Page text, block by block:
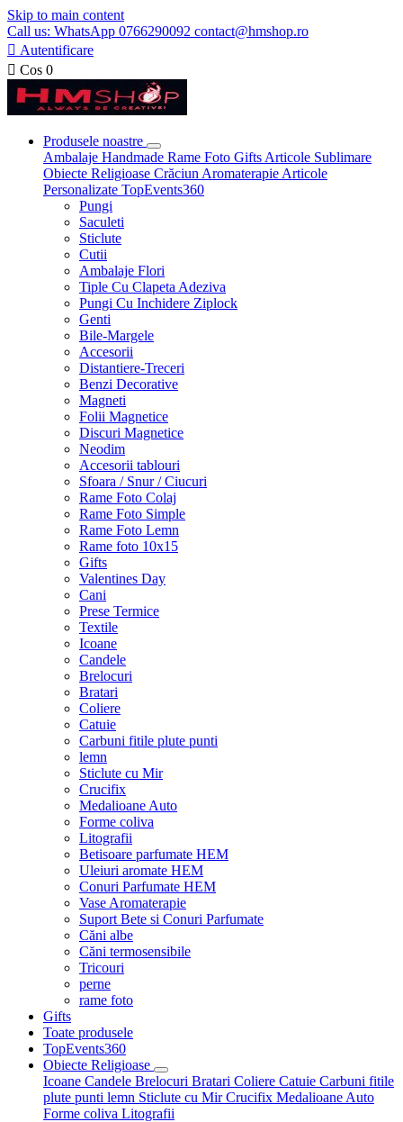
Skip to main content
Call us: WhatsApp 0766290092 contact@hmshop.ro
 Autentificare
 Cos 0
Produsele noastre
Ambalaje Handmade Rame Foto Gifts Articole Sublimare
Obiecte Religioase Crăciun Aromaterapie Articole
Personalizate TopEvents360
Pungi
Saculeti
Sticlute
Cutii
Ambalaje Flori
Tiple Cu Clapeta Adeziva
Pungi Cu Inchidere Ziplock
Genti
Bile-Margele
Accesorii
Distantiere-Treceri
Benzi Decorative
Magneti
Folii Magnetice
Discuri Magnetice
Neodim
Accesorii tablouri
Sfoara / Snur / Ciucuri
Rame Foto Colaj
Rame Foto Simple
Rame Foto Lemn
Rame foto 10x15
Gifts
Valentines Day
Cani
Prese Termice
Textile
Icoane
Candele
Brelocuri
Bratari
Coliere
Catuie
Carbuni fitile plute punti
lemn
Sticlute cu Mir
Crucifix
Medalioane Auto
Forme coliva
Litografii
Betisoare parfumate HEM
Uleiuri aromate HEM
Conuri Parfumate HEM
Vase Aromaterapie
Suport Bete si Conuri Parfumate
Căni albe
Căni termosensibile
Tricouri
perne
rame foto
Gifts
Toate produsele
TopEvents360
Obiecte Religioase
Icoane Candele Brelocuri Bratari Coliere Catuie Carbuni fitile
plute punti lemn Sticlute cu MirCrucifix Medalioane Auto
Forme coliva Litografii